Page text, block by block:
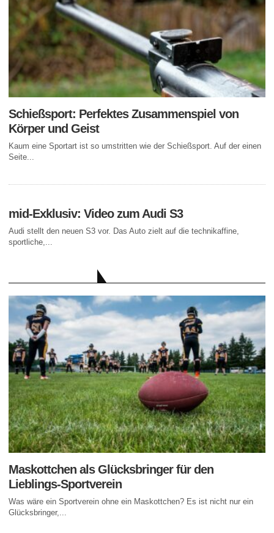
Schießsport: Perfektes Zusammenspiel von
Körper und Geist
Kaum eine Sportart ist so umstritten wie der Schießsport. Auf der einen
Seite...
mid-Exklusiv: Video zum Audi S3
Audi stellt den neuen S3 vor. Das Auto zielt auf die technikaffine,
sportliche,...
Maskottchen als Glücksbringer für den
Lieblings-Sportverein
Was wäre ein Sportverein ohne ein Maskottchen? Es ist nicht nur ein
Glücksbringer,...